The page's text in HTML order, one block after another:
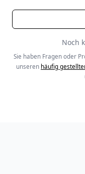
Noch
Sie haben Fragen oder
unseren häufig